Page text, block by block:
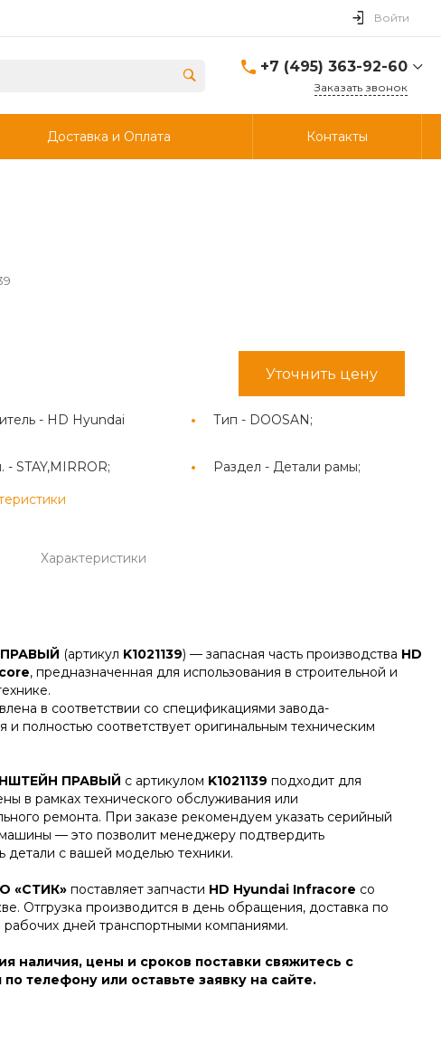
Войти
+7 (495) 363-92-60
г. Дзержинский, ул.
Заказать звонок
Доставка и Оплата Контакты
Уточнить цену
- HD Hyundai
Тип - DOOSAN;
- STAY,MIRROR; Раздел - Детали рамы;
Характеристики
(артикул K1021139) — запасная часть производства HD
, предназначенная для использования в строительной и
в соответствии со спецификациями завода-
и полностью соответствует оригинальным техническим
ПРАВЫЙ с артикулом K1021139 подходит для
в рамках технического обслуживания или
ремонта. При заказе рекомендуем указать серийный
— это позволит менеджеру подтвердить
детали с вашей моделью техники.
«СТИК»поставляет запчасти HD Hyundai Infracore со
Отгрузка производится в день обращения, доставка по
дней транспортными компаниями.
наличия, цены и сроков поставки свяжитесь с
телефону или оставьте заявку на сайте.